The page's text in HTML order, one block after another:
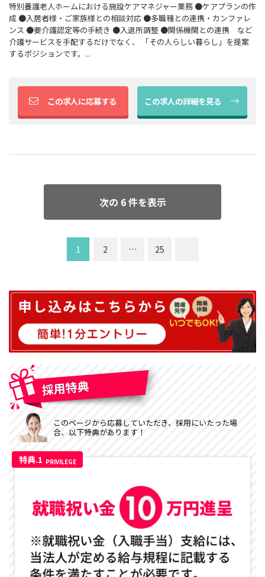
特別養護老人ホームにおける施設ケアマネジャー業務 ●ケアプランの作
成 ●入居者様・ご家族様との相談対応 ●多職種との連携・カンファレ
ンス ●要介護認定等の手続き ●入退所調整 ●関係機関との連携 など
介護サービスを手配するだけでなく、 「その人らしい暮らし」を提案
するポジションです。...
この求人に応募する この求人の詳細を見る
次の 6 件を表示
1 2 … 25
このページから応募していただき、採用にいたった場
合、以下特典があります！
特典.1 PRIVILEGE